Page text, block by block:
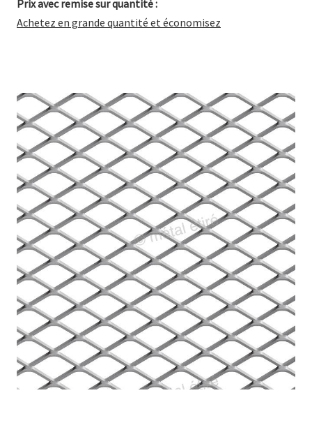
Prix avec remise sur quantité :
Achetez en grande quantité et économisez